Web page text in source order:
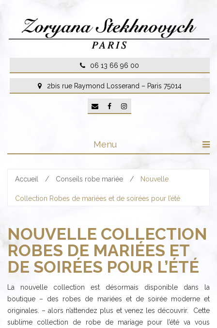
content
06 13 66 96 00
2bis rue Raymond Losserand – Paris 75014
Menu
Accueil / Conseils robe mariée / Nouvelle
Collection Robes de mariées et de soirées pour l’été
NOUVELLE COLLECTION
ROBES DE MARIÉES ET
DE SOIRÉES POUR L’ÉTÉ
La nouvelle collection est désormais disponible dans la
boutique – des robes de mariées et de soirée moderne et
originales. – alors n’attendez plus et venez les découvrir. Cette
sublime collection de robe de mariage pour l’été va vous